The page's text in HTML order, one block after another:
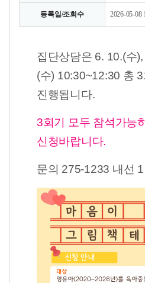
등록일/조회수 2026-05-08
집단상담은 6. 10.(수
(수) 10:30~12:30 총 3
진행됩니다.
3회기 모두 참석가능
신청바랍니다.
문의 275-1233 내선 1